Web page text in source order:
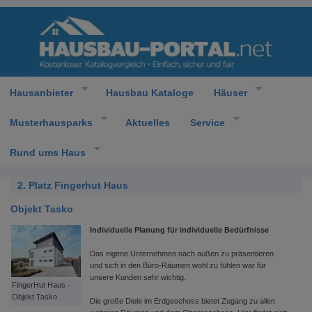
Hausanbieter Hausbau Kataloge Häuser
Musterhausparks Aktuelles Service
Rund ums Haus
2. Platz Fingerhut Haus
Objekt Tasko
FingerHut Haus -
Objekt Tasko
Individuelle Planung für individuelle Bedürfnisse
Das eigene Unternehmen nach außen zu präsentieren
und sich in den Büro-Räumen wohl zu fühlen war für
unsere Kunden sehr wichtig.
Die große Diele im Erdgeschoss bietet Zugang zu allen